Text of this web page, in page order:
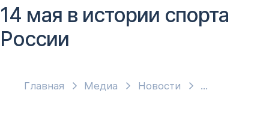
Главная Медиа Новости
14 мая в истории спорта
России